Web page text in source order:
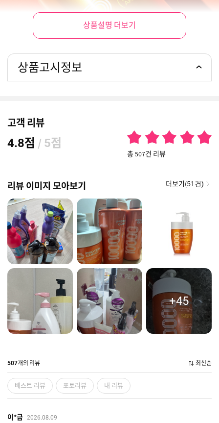
상품설명 더보기
상품고시정보
고객 리뷰
4.8점 / 5점
총 507건 리뷰
리뷰 이미지 모아보기 더보기(51건)
+45
507개의 리뷰 최신순
베스트 리뷰 포토리뷰 내 리뷰
이*금 2026.08.09